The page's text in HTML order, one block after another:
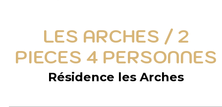
LES ARCHES / 2
PIECES 4 PERSONNES
Résidence les Arches